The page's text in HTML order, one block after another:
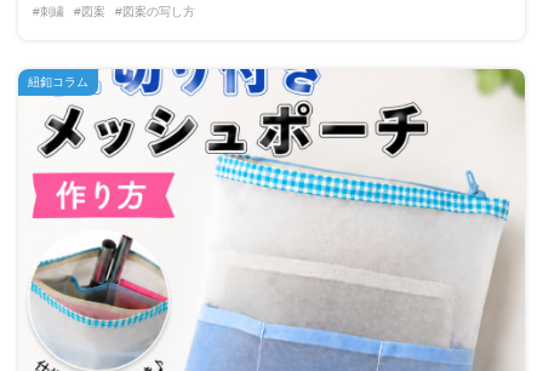
#刺繍 #図案 #図案の写し方
紐釦コラム